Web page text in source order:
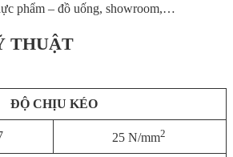
phẩm – đồ uống, showroom,…
THUẬT
ĐỘ CHỊU KÉO
25 N/mm2